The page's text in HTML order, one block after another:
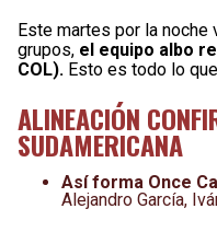
Este martes por la noche
grupos, el equipo albo
COL). Esto es todo lo
ALINEACIÓN
SUDAMERICANA
Así forma Once
Alejandro García,